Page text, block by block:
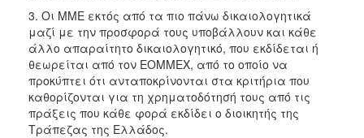
3. Οι ΜΜΕ εκτός από τα πιο πάνω δικαιολογητικά
μαζί με την προσφορά τους υποβάλλουν και κάθε
άλλο απαραίτητο δικαιολογητικό, που εκδίδεται ή
θεωρείται από τον ΕΟΜΜΕΧ, από το οποίο να
προκύπτει ότι ανταποκρίνονται στα κριτήρια που
καθορίζονται για τη χρηματοδότησή τους από τις
πράξεις που κάθε φορά εκδίδει ο διοικητής της
Τράπεζας της Ελλάδος.